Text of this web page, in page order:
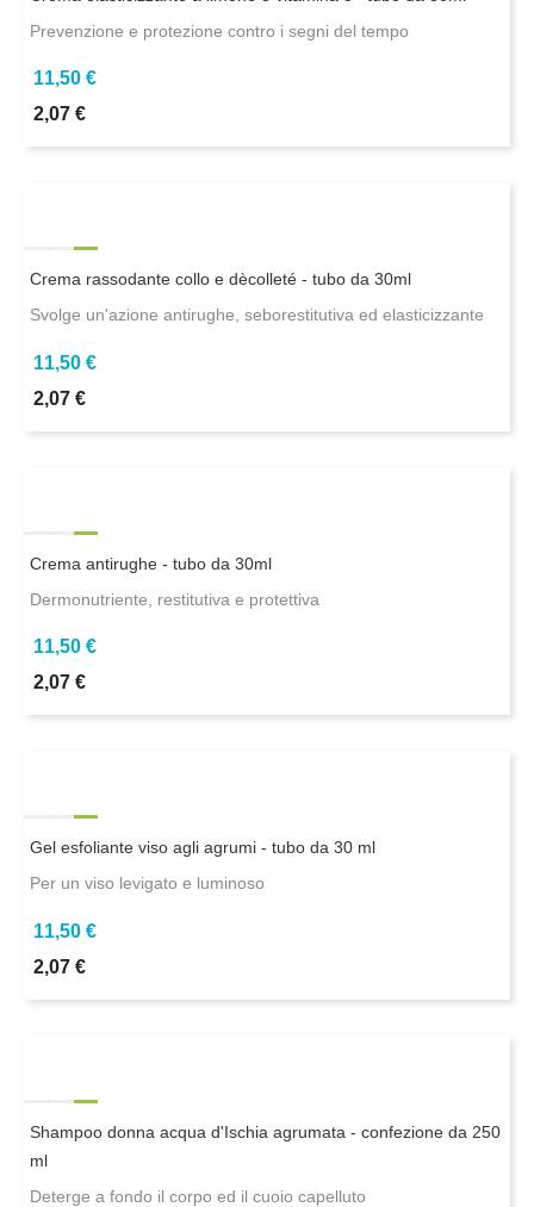
Prevenzione e protezione contro i segni del tempo
11,50 €
2,07 €
Crema rassodante collo e dècolleté - tubo da 30ml
Svolge un'azione antirughe, seborestitutiva ed elasticizzante
11,50 €
2,07 €
Crema antirughe - tubo da 30ml
Dermonutriente, restitutiva e protettiva
11,50 €
2,07 €
Gel esfoliante viso agli agrumi - tubo da 30 ml
Per un viso levigato e luminoso
11,50 €
2,07 €
Shampoo donna acqua d'Ischia agrumata - confezione da 250
ml
Deterge a fondo il corpo ed il cuoio capelluto